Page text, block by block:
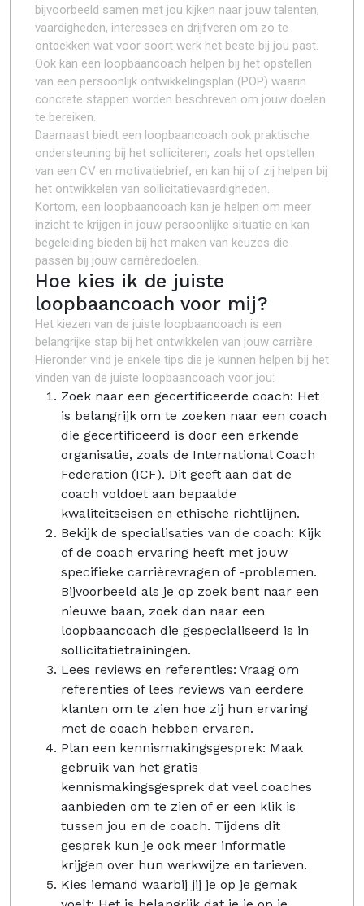
bijvoorbeeld samen met jou kijken naar jouw talenten,
vaardigheden, interesses en drijfveren om zo te
ontdekken wat voor soort werk het beste bij jou past.
Ook kan een loopbaancoach helpen bij het opstellen
van een persoonlijk ontwikkelingsplan (POP) waarin
concrete stappen worden beschreven om jouw doelen
te bereiken.
Daarnaast biedt een loopbaancoach ook praktische
ondersteuning bij het solliciteren, zoals het opstellen
van een CV en motivatiebrief, en kan hij of zij helpen bij
het ontwikkelen van sollicitatievaardigheden.
Kortom, een loopbaancoach kan je helpen om meer
inzicht te krijgen in jouw persoonlijke situatie en kan
begeleiding bieden bij het maken van keuzes die
passen bij jouw carrièredoelen.
Hoe kies ik de juiste
loopbaancoach voor mij?
Het kiezen van de juiste loopbaancoach is een
belangrijke stap bij het ontwikkelen van jouw carrière.
Hieronder vind je enkele tips die je kunnen helpen bij het
vinden van de juiste loopbaancoach voor jou:
Zoek naar een gecertificeerde coach: Het
is belangrijk om te zoeken naar een coach
die gecertificeerd is door een erkende
organisatie, zoals de International Coach
Federation (ICF). Dit geeft aan dat de
coach voldoet aan bepaalde
kwaliteitseisen en ethische richtlijnen.
Bekijk de specialisaties van de coach: Kijk
of de coach ervaring heeft met jouw
specifieke carrièrevragen of -problemen.
Bijvoorbeeld als je op zoek bent naar een
nieuwe baan, zoek dan naar een
loopbaancoach die gespecialiseerd is in
sollicitatietrainingen.
Lees reviews en referenties: Vraag om
referenties of lees reviews van eerdere
klanten om te zien hoe zij hun ervaring
met de coach hebben ervaren.
Plan een kennismakingsgesprek: Maak
gebruik van het gratis
kennismakingsgesprek dat veel coaches
aanbieden om te zien of er een klik is
tussen jou en de coach. Tijdens dit
gesprek kun je ook meer informatie
krijgen over hun werkwijze en tarieven.
Kies iemand waarbij jij je op je gemak